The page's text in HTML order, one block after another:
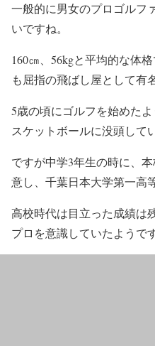
一般的に男女のプロゴルフ
いですね。
160㎝、56kgと平均的な体
も屈指の飛ばし屋として有
5歳の頃にゴルフを始めた
スケットボールに没頭して
ですが中学3年生の時に、
意し、千葉日本大学第一高
高校時代は目立った成績は
プロを意識していたようです